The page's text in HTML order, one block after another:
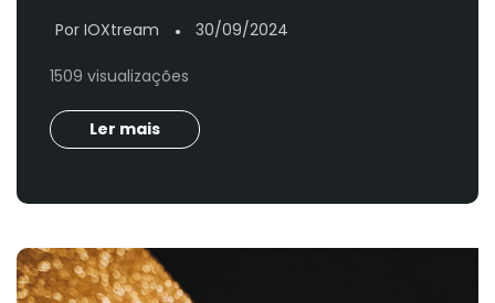
Por IOXtream ● 30/09/2024
1509 visualizações
Ler mais